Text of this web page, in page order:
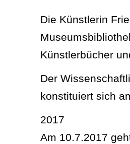
Die Künstlerin
Künstlerbücher
Der
konstituiert sich
2017
Am 10.7.2017